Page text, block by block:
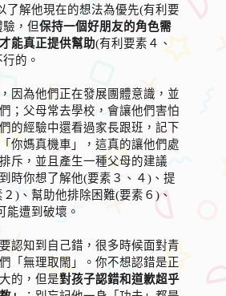
了解他現在的想法為優先(有利要
，但保持一個好朋友的角色需
能真正提供幫助(有利要素４、
的。
因為他們正在發展團體意識，並
；父母常去學校，會讓他們害怕
的經驗中還看過家長跟班，記下
你媽真機車」，這真的讓他們處
斥，並且產生一種父母的建議
時你想了解他(要素３、４)、提
)、幫助他排除困難(要素６)、
能遭到破壞。
認知到自己錯，很多時候面對青
「無理取閙」。你不想認錯是正
的，但是對孩子認錯和道歉超乎